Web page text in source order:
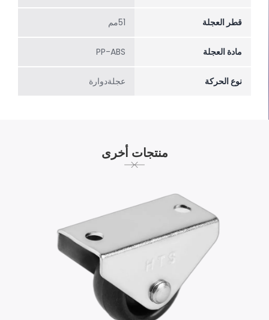
قطر العجلة 51مم
مادة العجلة PP-ABS
نوع الحركة عجلةدوارة
منتجات أخرى